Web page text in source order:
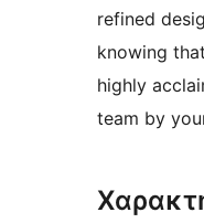
refined
knowing
highly
team by